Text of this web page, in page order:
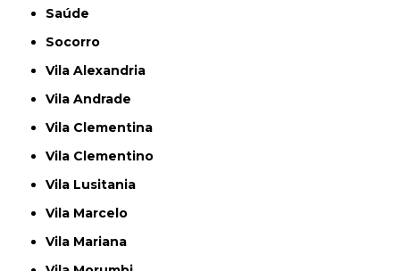
Saúde
Socorro
Vila Alexandria
Vila Andrade
Vila Clementina
Vila Clementino
Vila Lusitania
Vila Marcelo
Vila Mariana